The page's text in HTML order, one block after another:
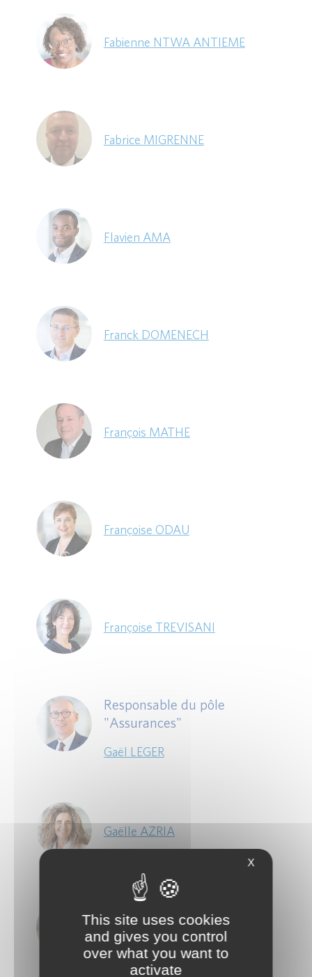
Fabienne NTWA ANTIEME
Fabrice MIGRENNE
Flavien AMA
Franck DOMENECH
François MATHE
Françoise ODAU
Françoise TREVISANI
Responsable du pôle
"Assurances"
Gaël LEGER
Gaëlle AZRIA
Gary CANTOR
X
This site uses cookies
and gives you control
over what you want to
activate